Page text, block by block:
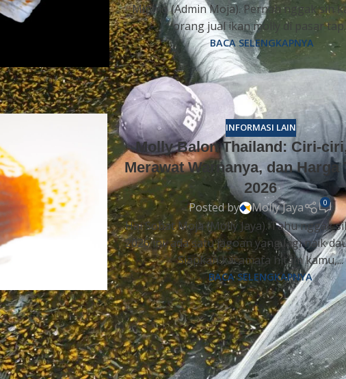
Minmo (Admin Moja). Pernah nggak sih
orang jual ikan molly di pasar
BACA SELENGKAPNYA
INFORMASI LAIN
Molly Balon Thailand: Ciri-
Merawat Warnanya, dan Harga
2026
Posted by Molly Jaya 0
Hai Sobat Moja (Molly Jaya). Tahu nggak
2026 ini, ada satu jagoan yang lagi naik
Siapkan kacamata hitam kamu,...
BACA SELENGKAPNYA